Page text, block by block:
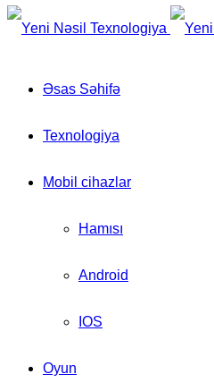
Əsas Səhifə
Texnologiya
Mobil cihazlar
Hamısı
Android
IOS
Oyun